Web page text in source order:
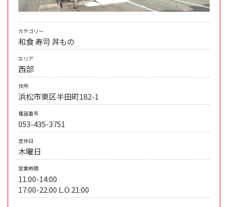
カテゴリー
和食寿司 丼もの
エリア
西部
住所
浜松市東区半田町182-1
電話番号
053-435-3751
定休日
木曜日
営業時間
11:00-14:00
17:00-22:00 L.O.21:00